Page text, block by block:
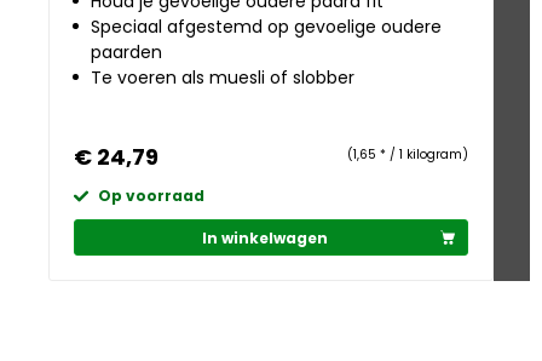
Speciaal afgestemd op gevoelige oudere
paarden
Te voeren als muesli of slobber
€ 24,79 (1,65 * / 1 kilogram)
Op voorraad
In winkelwagen